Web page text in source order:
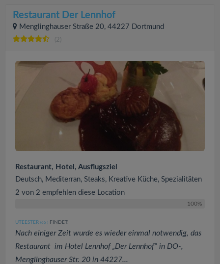
Restaurant Der Lennhof
Menglinghauser Straße 20, 44227 Dortmund
(2)
Restaurant, Hotel, Ausflugsziel
Deutsch, Mediterran, Steaks, Kreative Küche, Spezialitäten
2 von 2 empfehlen diese Location
100%
UTEESTER (65 ) FINDET:
Nach einiger Zeit wurde es wieder einmal notwendig, das
Restaurant im Hotel Lennhof „Der Lennhof“ in DO-,
Menglinghauser Str. 20 in 44227...